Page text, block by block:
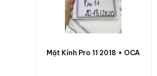
Mặt Kính Pro 11 2018 + OCA